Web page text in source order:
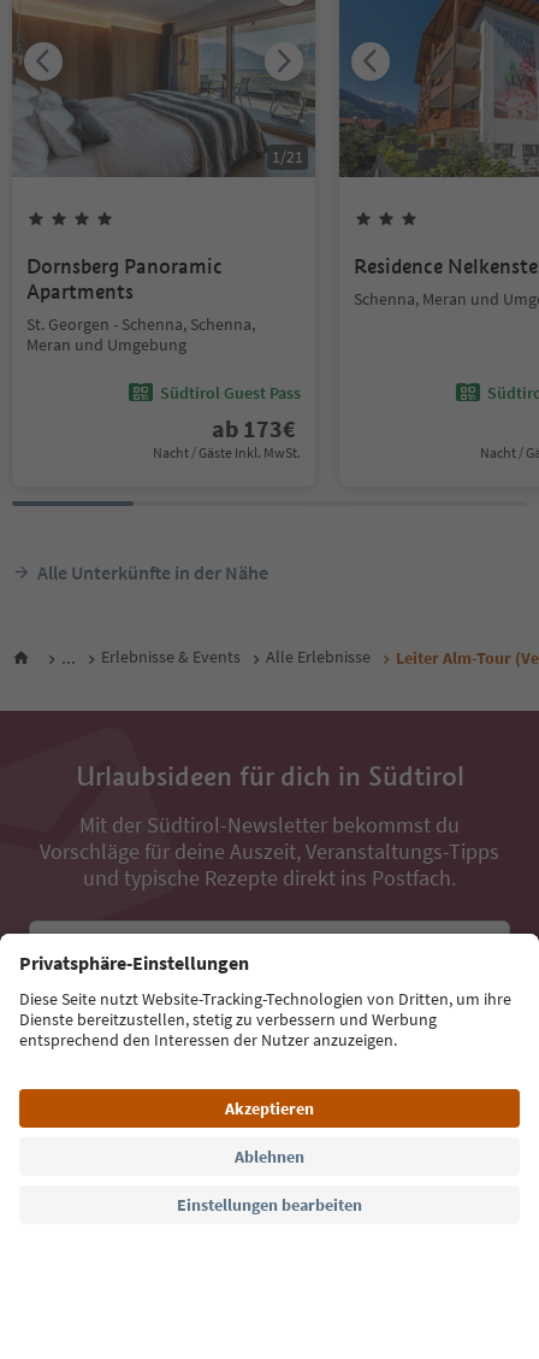
1/21
Dornsberg Panoramic
Apartments
St. Georgen - Schenna, Schenna,
Meran und Umgebung
Südtirol Guest Pass
ab 173€
Nacht / Gäste Inkl. MwSt.
Residence
Schenna, Meran und
Nacht /
Alle Unterkünfte in der Nähe
... Erlebnisse & Events Alle Erlebnisse Leiter Alm-Tour
Urlaubsideen für dich in Südtirol
Mit der Südtirol-Newsletter bekommst du
Vorschläge für deine Auszeit, Veranstaltungs-Tipps
und typische Rezepte direkt ins Postfach.
Jetzt anmelden